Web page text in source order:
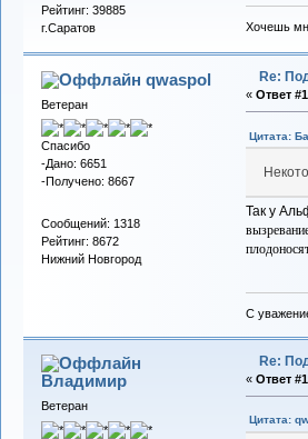
Рейтинг: 39885
г.Саратов
Хочешь
qwaspol
Ветеран
Спасибо
-Дано: 6651
-Получено: 8667
Сообщений: 1318
Рейтинг: 8672
Нижний Новгород
Re:
« Ответ
Цитата:
Так у
С
Владимиp
Ветеран
Re:
« Ответ
Цитата: